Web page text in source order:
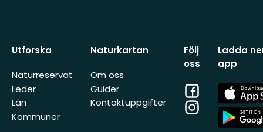
Utforska
Naturreservat
Leder
Län
Kommuner
Naturkartan
Om oss
Guider
Kontaktuppgifter
Följ
oss
Facebook
Instagram
Ladda
app
App
Store
App
Store